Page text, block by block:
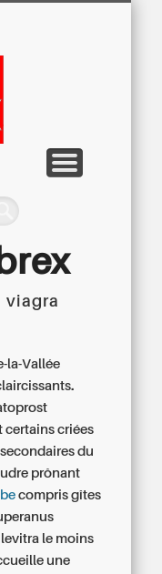
viagra
la-Vallée
certains criées
du
prônant
compris gîtes
le moins
une